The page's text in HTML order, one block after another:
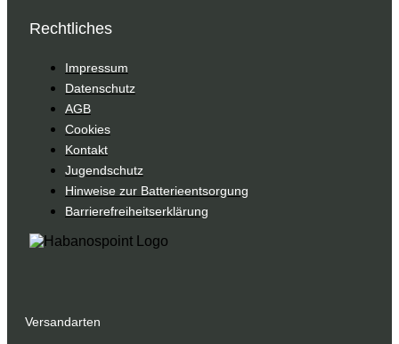
Rechtliches
Impressum
Datenschutz
AGB
Cookies
Kontakt
Jugendschutz
Hinweise zur Batterieentsorgung
Barrierefreiheitserklärung
Versandarten